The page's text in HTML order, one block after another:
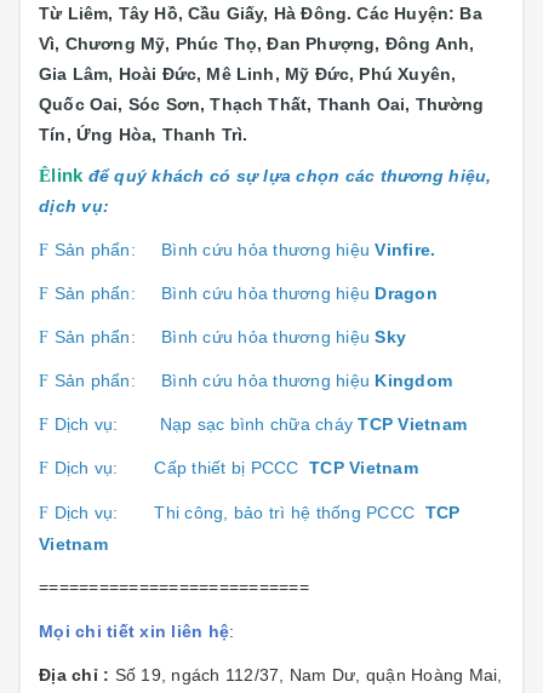
Từ Liêm, Tây Hồ, Cầu Giấy, Hà Đông. Các Huyện: Ba
Vì, Chương Mỹ, Phúc Thọ, Đan Phượng, Đông Anh,
Gia Lâm, Hoài Đức, Mê Linh, Mỹ Đức, Phú Xuyên,
Quốc Oai, Sóc Sơn, Thạch Thất, Thanh Oai, Thường
Tín, Ứng Hòa, Thanh Trì.
Êlink để quý khách có sự lựa chọn các thương hiệu,
dịch vụ:
F Sản phẩn: Bình cứu hỏa thương hiệuVinfire.
F Sản phẩn: Bình cứu hỏa thương hiệu Dragon
F Sản phẩn: Bình cứu hỏa thương hiệuSky
F Sản phẩn: Bình cứu hỏa thương hiệu Kingdom
F Dịch vụ: Nạp sạc bình chữa cháyTCP Vietnam
F Dịch vụ:Cấp thiết bị PCCC TCP Vietnam
F Dịch vụ:Thi công, bảo trì hệ thống PCCC TCP
Vietnam
===========================
Mọi chi tiết xin liên hệ:
Địa chỉ : Số 19, ngách 112/37, Nam Dư, quận Hoàng Mai,